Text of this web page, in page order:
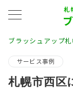
札
ブラッシュアップ
サービス事例
札幌市西区